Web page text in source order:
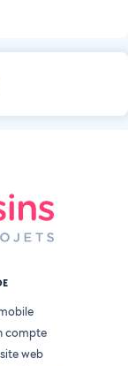
compte
web